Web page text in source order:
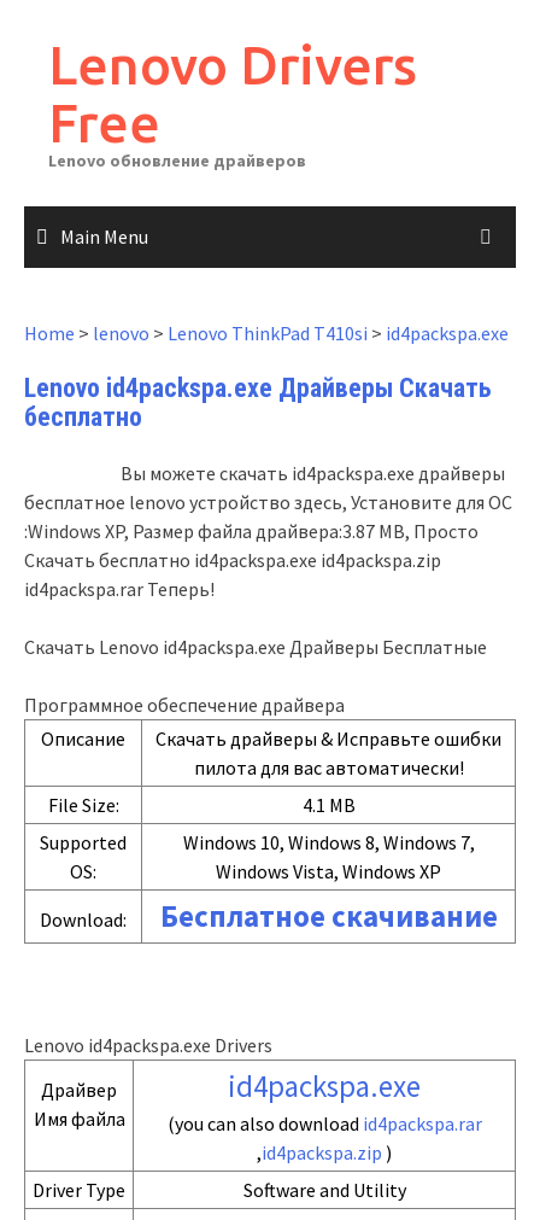
contentLenovo Drivers
Free
Lenovo обновление драйверов
Main Menu
Home > lenovo > Lenovo ThinkPad T410si > id4packspa.exe
Lenovo id4packspa.exe Драйверы Скачать
бесплатно
Вы можете скачать id4packspa.exe драйверы
бесплатное lenovo устройство здесь, Установите для ОС
:Windows XP, Размер файла драйвера:3.87 MB, Просто
Скачать бесплатно id4packspa.exe id4packspa.zip
id4packspa.rar Теперь!
Скачать Lenovo id4packspa.exe Драйверы Бесплатные
Программное обеспечение драйвера
Описание
Скачать драйверы & Исправьте ошибки
пилота для вас автоматически!
File Size:
4.1 MB
Supported
OS:
Windows 10, Windows 8, Windows 7,
Windows Vista, Windows XP
Download:
Бесплатное скачивание
Lenovo id4packspa.exe Drivers
Драйвер
Имя файла
id4packspa.exe
(you can also download id4packspa.rar
,id4packspa.zip )
Driver Type
Software and Utility